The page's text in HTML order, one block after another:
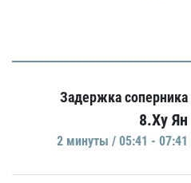
Задержка соперника
8.Ху Ян
2 минуты / 05:41 - 07:41